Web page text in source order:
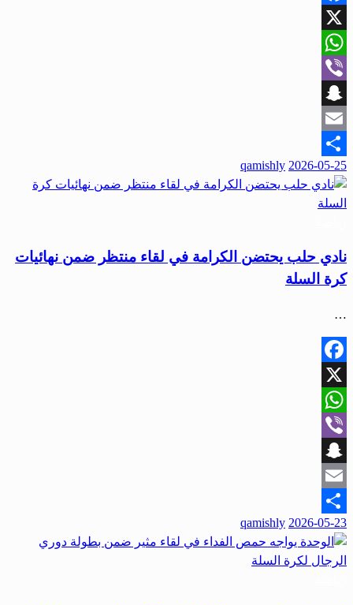
Facebook
X
WhatsApp
Viber
Snapchat
Email
Share
نُشر
في
2026-05-25
qamishly
نادي حلب يحتضن الكرامة في لقاء منتظر ضمن نهائيات
كرة السلة
…
Facebook
X
WhatsApp
Viber
Snapchat
Email
Share
نُشر
في
2026-05-23
qamishly